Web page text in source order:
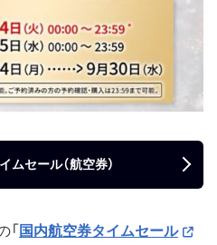
15日
2024年10月2日〜2025年9
月20日
13日
2024年8月31日〜2025年8
月20日
月20日
セール（航空券）
国内航空券タイムセール